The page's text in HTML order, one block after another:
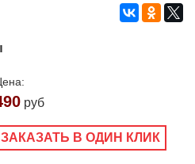
руб
ЗАКАЗАТЬ В ОДИН КЛИК